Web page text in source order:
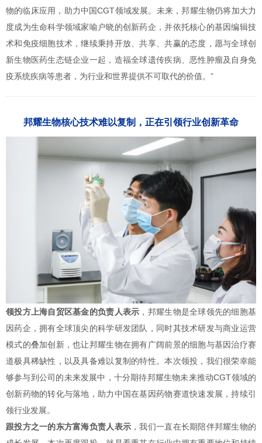
物的临床应用，助力中国CGT领域发展。未来，邦耀生物仍将加大力
度成为生命科学领域家喻户晓的创新药企，并依托核心的基因编辑技
术和免疫细胞技术，继续秉持开放、共享、共赢的态度，愿与全球创
新生物医药生态链企业一起，造福全球遗传疾病、恶性肿瘤及自身免
疫系统疾病等患者，为行业和世界提供不可取代的价值。”
邦耀生物核心技术难以复制，正在引领行业创新革命
领投方上海自贸区基金的负责人表示 ，邦耀生物是全球领先的细胞基
因药企，拥有全球顶尖的科学研发团队，同时其技术研发与商业运营
模式的叠加创新，也让邦耀生物在拥有广阔前景的细胞与基因治疗赛
道极具稀缺性，以及具备难以复制的特性。本次领投，我们很荣幸能
够参与到公司的未来发展中，十分期待邦耀生物未来推动CGT领域的
创新药物的转化与落地，助力中国在基因药物赛道快速发展，持续引
领行业发展。
跟投方之一的东方富海负责人表示 ，我们一直在长期陪伴邦耀生物的